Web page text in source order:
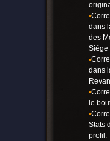
•
dans
des
Siège
•
dans
•
le
•
Stats
profil.